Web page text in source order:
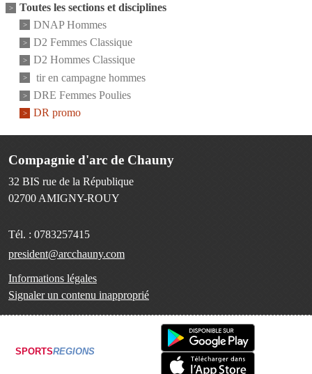
Toutes les sections et disciplines
DNAP Hommes
D2 Femmes Classique
D2 Hommes Classique
tir en campagne hommes
DRE Femmes Poulies
DR promo
Compagnie d'arc de Chauny
32 BIS rue de la République
02700AMIGNY-ROUY
Tél. : 0783257415
president@arcchauny.com
Informations légales
Signaler un contenu inapproprié
SPORTSREGIONS